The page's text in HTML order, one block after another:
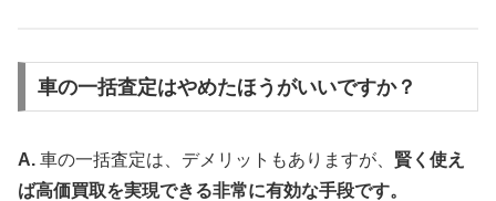
車の一括査定はやめたほうがいいですか？
A. 車の一括査定は、デメリットもありますが、 賢く使え
ば高価買取を実現できる非常に有効な手段です。